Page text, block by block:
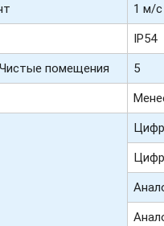
1 м/с
IP54
помещения
5